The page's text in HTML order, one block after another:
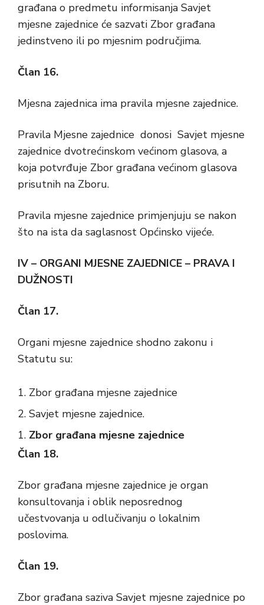
građana o predmetu informisanja Savjet
mjesne zajednice će sazvati Zbor građana
jedinstveno ili po mjesnim područjima.
Član 16.
Mjesna zajednica ima pravila mjesne zajednice.
Pravila Mjesne zajednice donosi Savjet mjesne
zajednice dvotrećinskom većinom glasova, a
koja potvrđuje Zbor građana većinom glasova
prisutnih na Zboru.
Pravila mjesne zajednice primjenjuju se nakon
što na ista da saglasnost Općinsko vijeće.
IV – ORGANI MJESNE ZAJEDNICE – PRAVA I
DUŽNOSTI
Član 17.
Organi mjesne zajednice shodno zakonu i
Statutu su:
Zbor građana mjesne zajednice
Savjet mjesne zajednice.
Zbor građana mjesne zajednice
Član 18.
Zbor građana mjesne zajednice je organ
konsultovanja i oblik neposrednog
učestvovanja u odlučivanju o lokalnim
poslovima.
Član 19.
Zbor građana saziva Savjet mjesne zajednice po